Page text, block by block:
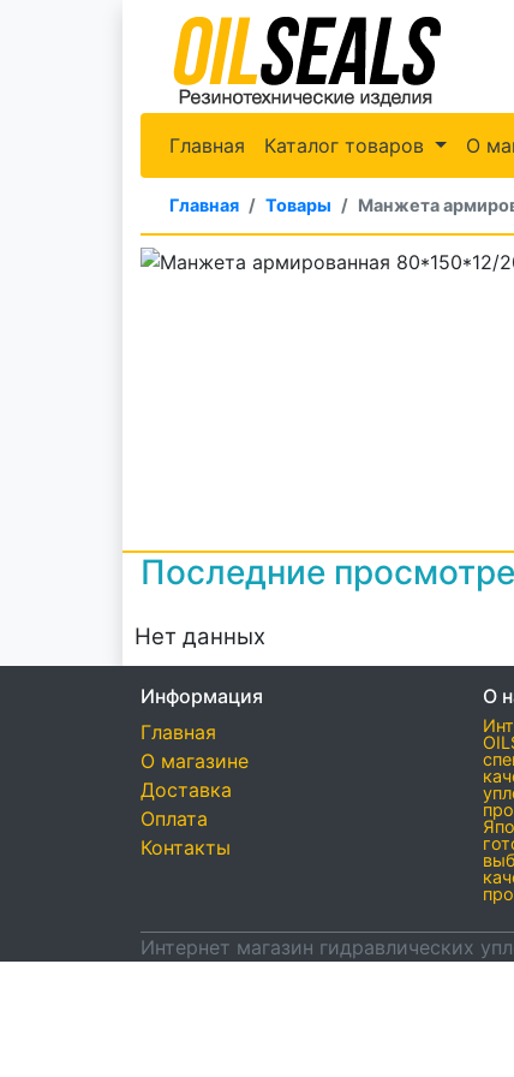
Главная Каталог товаров О
Главная Товары Манжета
Последние
Нет данных
Информация
Главная
О магазине
Доставка
Оплата
Контакты
О
Интернет магазин гидравлических